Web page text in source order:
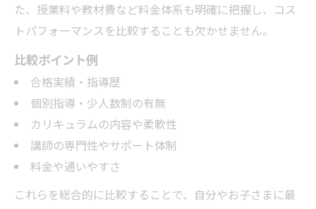
た、授業料や教材費など料金体系も明確に把握し、コス
トパフォーマンスを比較することも欠かせません。
比較ポイント例
合格実績・指導歴
個別指導・少人数制の有無
カリキュラムの内容や柔軟性
講師の専門性やサポート体制
料金や通いやすさ
これらを総合的に比較することで、自分やお子さまに最